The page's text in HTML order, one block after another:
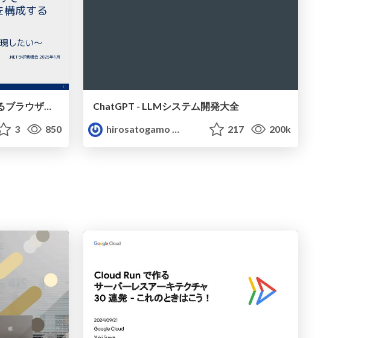
MicrosoftのOSSだけでAIによるブラウザテストを構成する
3 850
ChatGPT - LLMシステム開発大全
hirosatogamo
217 200k